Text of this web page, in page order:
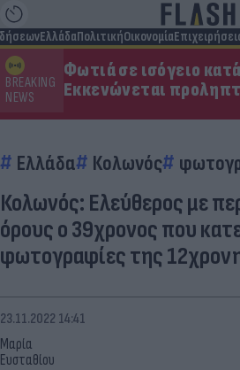
ΕλλάδαΠολιτικήΟικονομία
BREAKING
NEWS
Φωτιά σε ισόγειο
Εκκενώνεται
Ελλάδα Κολωνός
Κολωνός: Ελεύθερος με
όρους ο 39χρονος που
φωτογραφίες της
Μαρία
Ευσταθίου
23.11.2022 14:41